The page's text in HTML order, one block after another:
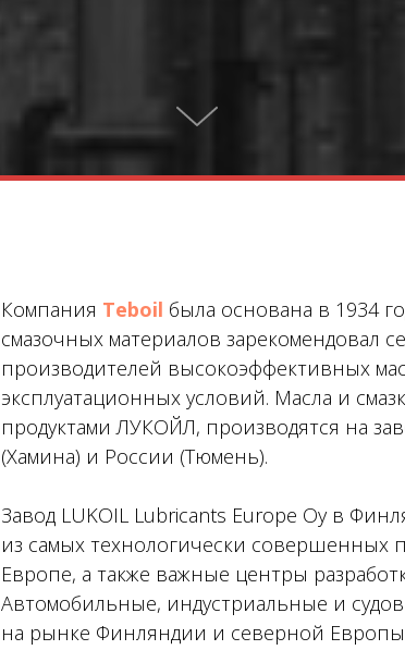
Компания Teboil была основана в 1934
смазочных материалов зарекомендовал
производителей высокоэффективных
эксплуатационных условий. Масла и
продуктами ЛУКОЙЛ, производятся на
(Хамина) и России (Тюмень).
Завод LUKOIL Lubricants Europe Oy в
из самых технологически совершенных
Европе, а также важные центры
Автомобильные, индустриальные и
на рынке Финляндии и северной